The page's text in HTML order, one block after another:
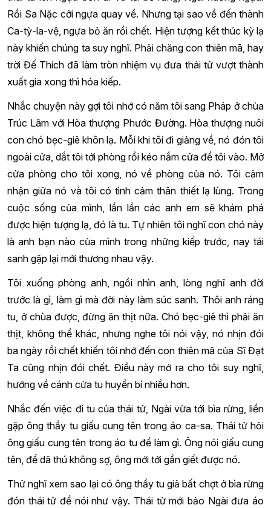
Rồi Sa Nặc cỡi ngựa quay về. Nhưng tại sao về đến thành
Ca-tỳ-la-vệ, ngựa bỏ ăn rồi chết. Hiện tượng kết thúc kỳ lạ
này khiến chúng ta suy nghĩ. Phải chăng con thiên mã, hay
trời Đế Thích đã làm tròn nhiệm vụ đưa thái tử vượt thành
xuất gia xong thì hóa kiếp.
Nhắc chuyện này gợi tôi nhớ có năm tôi sang Pháp ở chùa
Trúc Lâm với Hòa thượng Phước Đường. Hòa thượng nuôi
con chó bẹc-giê khôn lạ. Mỗi khi tôi đi giảng về, nó đón tôi
ngoài cửa, dắt tôi tới phòng rồi kéo nắm cửa để tôi vào. Mở
cửa phòng cho tôi xong, nó về phòng của nó. Tôi cảm
nhận giữa nó và tôi có tình cảm thân thiết lạ lùng. Trong
cuộc sống của mình, lần lần các anh em sẽ khám phá
được hiện tượng lạ, đó là tu. Tự nhiên tôi nghĩ con chó này
là anh bạn nào của mình trong những kiếp trước, nay tái
sanh gặp lại mới thương nhau vậy.
Tôi xuống phòng anh, ngồi nhìn anh, lòng nghĩ anh đời
trước là gì, làm gì mà đời này làm súc sanh. Thôi anh ráng
tu, ở chùa được, đừng ăn thịt nữa. Chó bẹc-giê thì phải ăn
thịt, không thể khác, nhưng nghe tôi nói vậy, nó nhịn đói
ba ngày rồi chết khiến tôi nhớ đến con thiên mã của Sĩ Đạt
Ta cũng nhịn đói chết. Điều này mở ra cho tôi suy nghĩ,
hướng về cánh cửa tu huyền bí nhiều hơn.
Nhắc đến việc đi tu của thái tử, Ngài vừa tới bìa rừng, liền
gặp ông thầy tu giấu cung tên trong áo ca-sa. Thái tử hỏi
ông giấu cung tên trong áo tu để làm gì. Ông nói giấu cung
tên, để dã thú không sợ, ông mới tới gần giết được nó.
Thử nghĩ xem sao lại có ông thầy tu giả bất chợt ở bìa rừng
đón thái tử để nói như vậy. Thái tử mới bảo Ngài đưa áo